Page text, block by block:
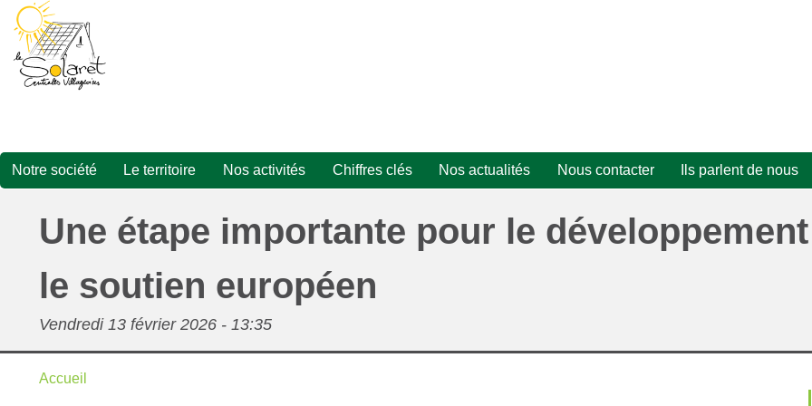
Aller
au
contenu
principal
Navigation
principale
Notre société
Rejoindre la société
Lettres d'information
La galerie
Le territoire Nos activités
photovoltaïques
Tranche 2
individuelle -
accompagnement
Chiffres clés Nos actualités Nous contacter Ils parlent de nous
Une étape importante pour le
le soutien européen
Vendredi 13 février 2026 - 13:35
Accueil